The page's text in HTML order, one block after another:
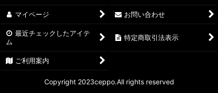
REEFER アクセサリー
DCポンプ&コントローラー
マイページ お問い合わせ
最近チェックしたアイテ
ム
特定商取引法表示
ご利用案内
Copyright 2023ceppo.All rights reserved